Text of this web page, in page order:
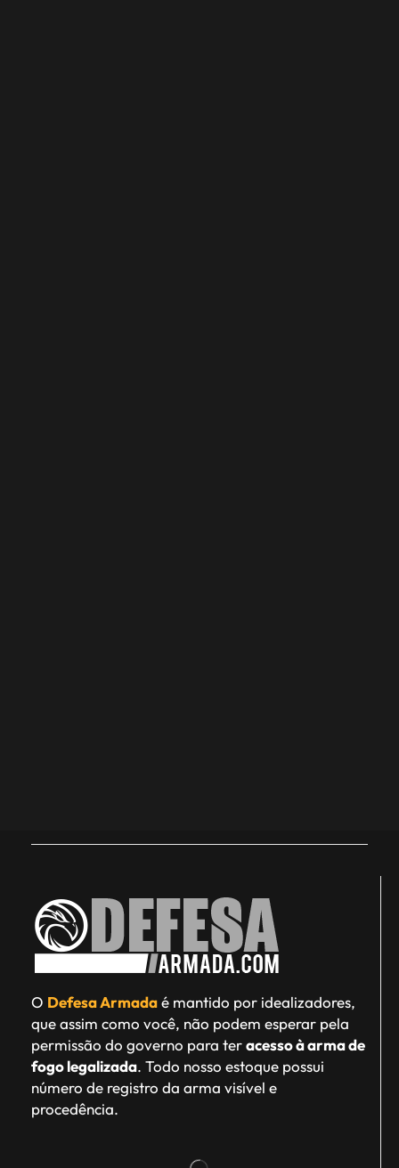
O Defesa Armadaé mantido por idealizadores,
que assim como você, não podem esperar pela
permissão do governo para teracesso à arma de
fogo legalizada. Todo nosso estoque possui
número de registro da arma visível e
procedência.